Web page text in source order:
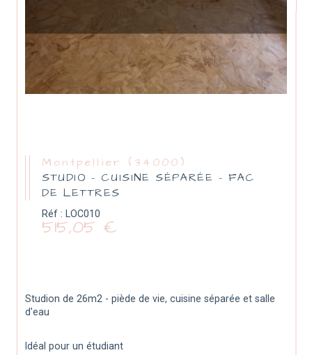
Montpellier (34000)
STUDIO - CUISINE SÉPARÉE - FAC
DE LETTRES
Réf : LOC010
515,05 €
Studion de 26m2 - piède de vie, cuisine séparée et salle
d'eau
Idéal pour un étudiant